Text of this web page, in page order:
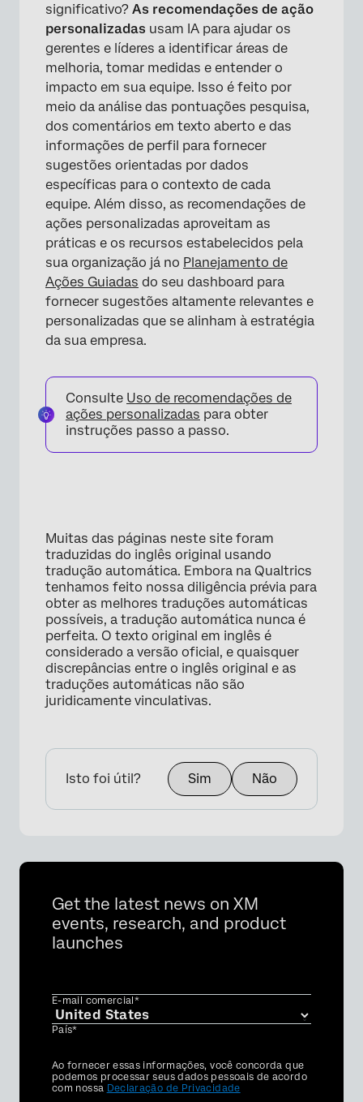
significativo? As recomendações de ação
personalizadas usam IA para ajudar os
gerentes e líderes a identificar áreas de
melhoria, tomar medidas e entender o
impacto em sua equipe. Isso é feito por
meio da análise das pontuações pesquisa,
dos comentários em texto aberto e das
informações de perfil para fornecer
sugestões orientadas por dados
específicas para o contexto de cada
equipe. Além disso, as recomendações de
ações personalizadas aproveitam as
práticas e os recursos estabelecidos pela
sua organização já no Planejamento de
Ações Guiadas do seu dashboard para
fornecer sugestões altamente relevantes e
personalizadas que se alinham à estratégia
da sua empresa.
Consulte Uso de recomendações de
ações personalizadas para obter
instruções passo a passo.
Muitas das páginas neste site foram
traduzidas do inglês original usando
tradução automática. Embora na Qualtrics
tenhamos feito nossa diligência prévia para
obter as melhores traduções automáticas
possíveis, a tradução automática nunca é
perfeita. O texto original em inglês é
considerado a versão oficial, e quaisquer
discrepâncias entre o inglês original e as
traduções automáticas não são
juridicamente vinculativas.
Isto foi útil? Sim Não
Get the latest news on XM
events, research, and product
launches
E-mail comercial*
País*
Privacy
Optin
Ao fornecer essas informações, você concorda que
podemos processar seus dados pessoais de acordo
com nossa Declaração de Privacidade